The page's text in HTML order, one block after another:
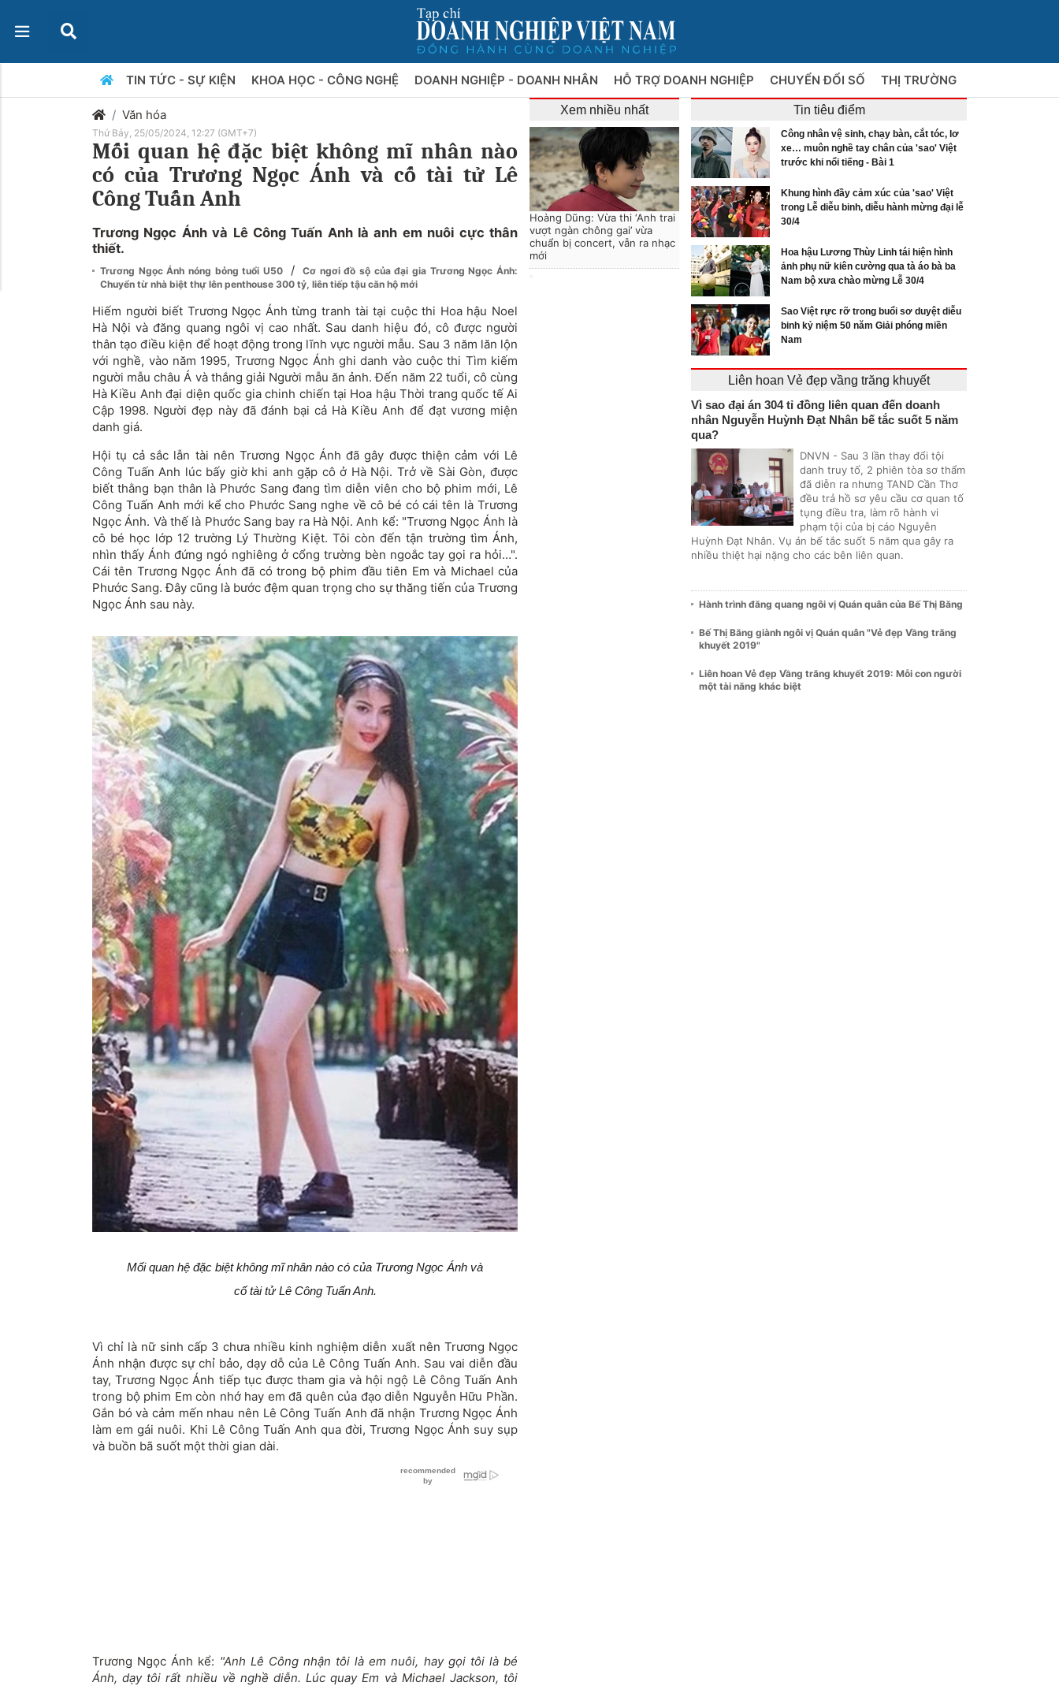
TIN TỨC - SỰ KIỆN KHOA HỌC - CÔNG NGHỆ DOANH NGHIỆP - DOANH NHÂN HỖ TRỢ DOANH NGHIỆP CHUYỂN ĐỔI SỐ THỊ TRƯỜNG
Văn hóa
Thứ Bảy, 25/05/2024, 12:27 (GMT+7)
Mối quan hệ đặc biệt không mĩ nhân nào
có của Trương Ngọc Ánh và cố tài tử Lê
Công Tuấn Anh
Trương Ngọc Ánh và Lê Công Tuấn Anh là anh em nuôi cực thân
thiết.
Trương Ngọc Ánh nóng bỏng tuổi U50 /
Cơ ngơi đồ sộ của đại gia Trương Ngọc Ánh:
Chuyển từ nhà biệt thự lên penthouse 300 tỷ, liên tiếp tậu căn hộ mới
Hiếm người biết Trương Ngọc Ánh từng tranh tài tại cuộc thi Hoa hậu Noel
Hà Nội và đăng quang ngôi vị cao nhất. Sau danh hiệu đó, cô được người
thân tạo điều kiện để hoạt động trong lĩnh vực người mẫu. Sau 3 năm lăn lộn
với nghề, vào năm 1995, Trương Ngọc Ánh ghi danh vào cuộc thi Tìm kiếm
người mẫu châu Á và thắng giải Người mẫu ăn ảnh. Đến năm 22 tuổi, cô cùng
Hà Kiều Anh đại diện quốc gia chinh chiến tại Hoa hậu Thời trang quốc tế Ai
Cập 1998. Người đẹp này đã đánh bại cả Hà Kiều Anh để đạt vương miện
danh giá.
Hội tụ cả sắc lẫn tài nên Trương Ngọc Ánh đã gây được thiện cảm với Lê
Công Tuấn Anh lúc bấy giờ khi anh gặp cô ở Hà Nội. Trở về Sài Gòn, được
biết thằng bạn thân là Phước Sang đang tìm diễn viên cho bộ phim mới, Lê
Công Tuấn Anh mới kể cho Phước Sang nghe về cô bé có cái tên là Trương
Ngọc Ánh. Và thế là Phước Sang bay ra Hà Nội. Anh kể: "Trương Ngọc Ánh là
cô bé học lớp 12 trường Lý Thường Kiệt. Tôi còn đến tận trường tìm Ánh,
nhìn thấy Ánh đứng ngó nghiêng ở cổng trường bèn ngoắc tay gọi ra hỏi…".
Cái tên Trương Ngọc Ánh đã có trong bộ phim đầu tiên Em và Michael của
Phước Sang. Đây cũng là bước đệm quan trọng cho sự thăng tiến của Trương
Ngọc Ánh sau này.
Mối quan hệ đặc biệt không mĩ nhân nào có của Trương Ngọc Ánh và
cố tài tử Lê Công Tuấn Anh.
Vì chỉ là nữ sinh cấp 3 chưa nhiều kinh nghiệm diễn xuất nên Trương Ngọc
Ánh nhận được sự chỉ bảo, dạy dỗ của Lê Công Tuấn Anh. Sau vai diễn đầu
tay, Trương Ngọc Ánh tiếp tục được tham gia và hội ngộ Lê Công Tuấn Anh
trong bộ phim Em còn nhớ hay em đã quên của đạo diễn Nguyễn Hữu Phần.
Gắn bó và cảm mến nhau nên Lê Công Tuấn Anh đã nhận Trương Ngọc Ánh
làm em gái nuôi. Khi Lê Công Tuấn Anh qua đời, Trương Ngọc Ánh suy sụp
và buồn bã suốt một thời gian dài.
Trương Ngọc Ánh kể: "Anh Lê Công nhận tôi là em nuôi, hay gọi tôi là bé
Ánh, dạy tôi rất nhiều về nghề diễn. Lúc quay Em và Michael Jackson, tôi
Xem nhiều nhất
Hoàng Dũng: Vừa thi ‘Anh trai
vượt ngàn chông gai’ vừa
chuẩn bị concert, vẫn ra nhạc
mới
Tin tiêu điểm
Công nhân vệ sinh, chạy bàn, cắt tóc, lơ
xe… muôn nghề tay chân của 'sao' Việt
trước khi nổi tiếng - Bài 1
Khung hình đầy cảm xúc của 'sao' Việt
trong Lễ diễu binh, diễu hành mừng đại lễ
30/4
Hoa hậu Lương Thùy Linh tái hiện hình
ảnh phụ nữ kiên cường qua tà áo bà ba
Nam bộ xưa chào mừng Lễ 30/4
Sao Việt rực rỡ trong buổi sơ duyệt diễu
binh kỷ niệm 50 năm Giải phóng miền
Nam
Liên hoan Vẻ đẹp vầng trăng khuyết
Vì sao đại án 304 tỉ đồng liên quan đến doanh
nhân Nguyễn Huỳnh Đạt Nhân bế tắc suốt 5 năm
qua?
DNVN - Sau 3 lần thay đổi tội
danh truy tố, 2 phiên tòa sơ thẩm
đã diễn ra nhưng TAND Cần Thơ
đều trả hồ sơ yêu cầu cơ quan tố
tụng điều tra, làm rõ hành vi
phạm tội của bị cáo Nguyễn
Huỳnh Đạt Nhân. Vụ án bế tắc suốt 5 năm qua gây ra
nhiều thiệt hại nặng cho các bên liên quan.
Hành trình đăng quang ngôi vị Quán quân của Bế Thị Băng
Bế Thị Băng giành ngôi vị Quán quân "Vẻ đẹp Vầng trăng
khuyết 2019"
Liên hoan Vẻ đẹp Vầng trăng khuyết 2019: Mỗi con người
một tài năng khác biệt